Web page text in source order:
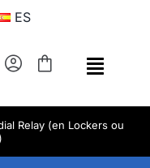
ES
Relay (en Lockers ou